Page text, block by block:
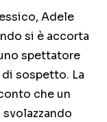
Adele
si è accorta
spettatore
sospetto. La
che un